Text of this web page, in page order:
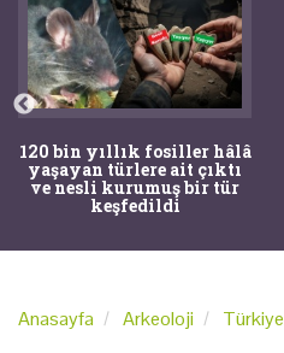
120 bin yıllık fosiller hâlâ
yaşayan türlere ait çıktı
ve nesli kurumuş bir tür
keşfedildi
Anasayfa Arkeoloji Türkiye